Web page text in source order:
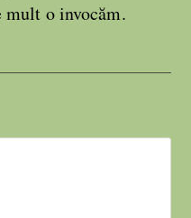
mult o invocăm.